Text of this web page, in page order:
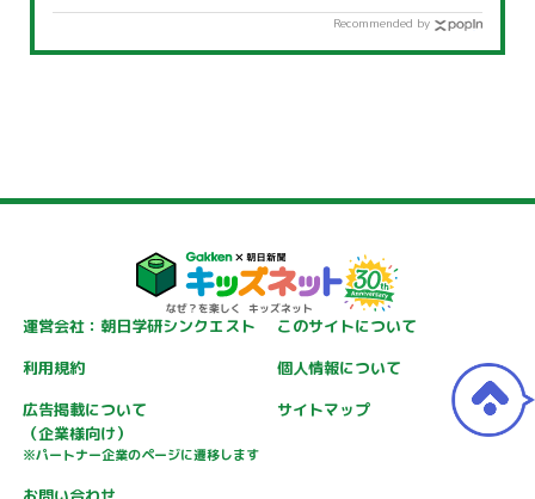
Recommended by
運営会社：朝日学研シンクエスト
このサイトについて
利用規約
個人情報について
広告掲載について
（企業様向け）
※パートナー企業のページに遷移します
サイトマップ